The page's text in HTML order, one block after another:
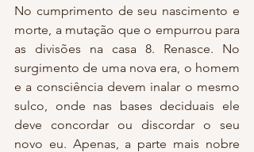
No cumprimento de seu nascimento e
morte, a mutação que o empurrou para
as divisões na casa 8. Renasce. No
surgimento de uma nova era, o homem
e a consciência devem inalar o mesmo
sulco, onde nas bases deciduais ele
deve concordar ou discordar o seu
novo eu. Apenas, a parte mais nobre